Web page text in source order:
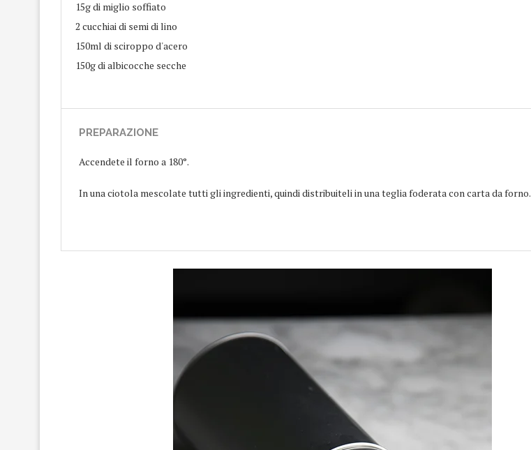
15g di miglio soffiato
2 cucchiai di semi di lino
150ml di sciroppo d'acero
150g di albicocche secche
PREPARAZIONE
Accendete il forno a 180°.
In una ciotola mescolate tutti gli ingredienti, quindi distribuiteli in una teglia foderata con carta da forno.